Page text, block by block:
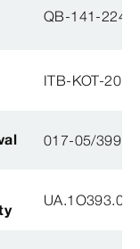
QB-141-
ITB-KOT-
017-05/3991-